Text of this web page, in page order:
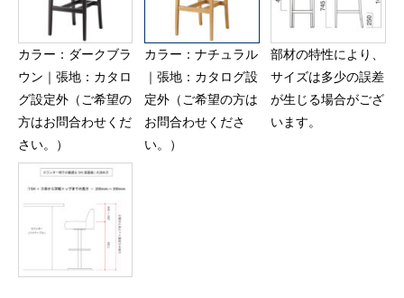
カラー：ダークブラ
ウン｜張地：カタロ
グ設定外（ご希望の
方はお問合わせくだ
さい。）
カラー：ナチュラル
｜張地：カタログ設
定外（ご希望の方は
お問合わせくださ
い。）
部材の特性により、
サイズは多少の誤差
が生じる場合がござ
います。